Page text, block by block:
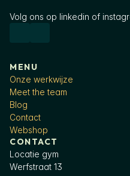
Volg ons op linkedin of
MENU
Onze werkwijze
Meet the team
Blog
Contact
Webshop
CONTACT
Locatie gym
Werfstraat 13